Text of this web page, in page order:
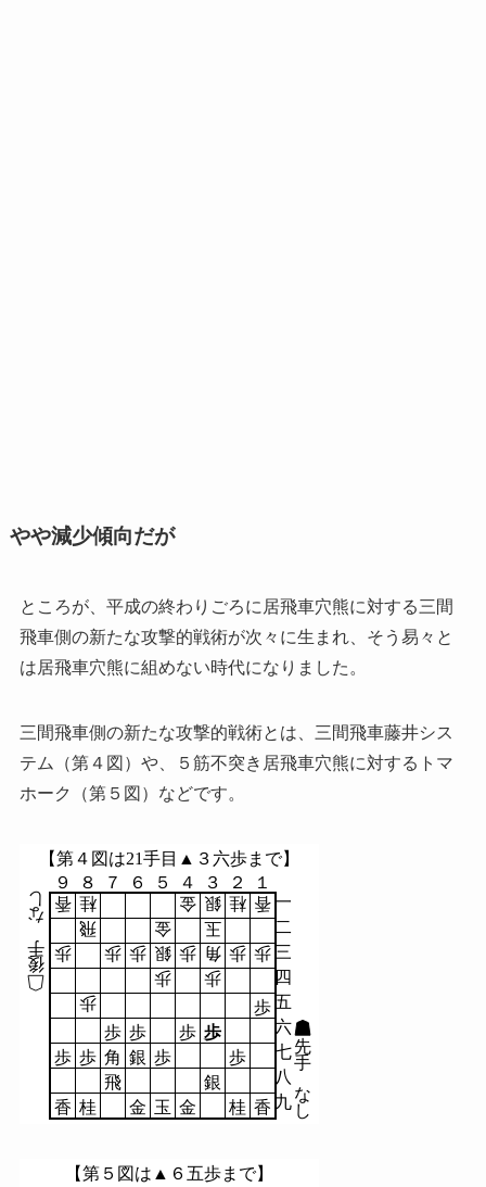
やや減少傾向だが
ところが、平成の終わりごろに居飛車穴熊に対する三間
飛車側の新たな攻撃的戦術が次々に生まれ、そう易々と
は居飛車穴熊に組めない時代になりました。
三間飛車側の新たな攻撃的戦術とは、三間飛車藤井シス
テム（第４図）や、５筋不突き居飛車穴熊に対するトマ
ホーク（第５図）などです。
【第４図は21手目▲３六歩まで】
９
一
８
二
７
三
６
四
５
五
４
六
３
七
２
八
１
九
香 桂 金 銀 桂 香
飛
金
玉
歩
歩 歩 銀 歩 角 歩 歩
歩
歩
歩
歩
歩 歩 歩 歩
歩 歩 角 銀 歩
歩
飛
銀
香 桂 金 玉 金 桂 香 し
な
手
先
し
な
手
後
【第５図は▲６五歩まで】